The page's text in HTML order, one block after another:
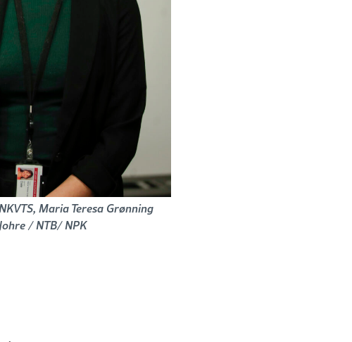
Maria Teresa Grønning
/ NTB/ NPK